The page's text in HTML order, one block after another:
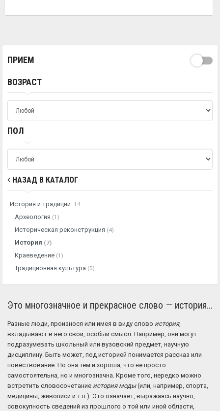
ПРИЕМ
ВОЗРАСТ
ПОЛ
НАЗАД В КАТАЛОГ
История и традиции 14
Археология (1)
Историческая реконструкция (4)
История (7)
Краеведение (1)
Традиционная культура (5)
Это многозначное и прекрасное слово — история...
Разные люди, произнося или имея в виду слово история,
вкладывают в него свой, особый смысл. Например, они могут
подразумевать школьный или вузовский предмет, научную
дисциплину. Быть может, под историей понимается рассказ или
повествование. Но она тем и хороша, что не просто
самостоятельна, но и многозначна. Кроме того, нередко можно
встретить словосочетание история моды(или, например, спорта,
медицины, живописи и т.п.). Это означает, выражаясь научно,
совокупность сведений из прошлого о той или иной области,